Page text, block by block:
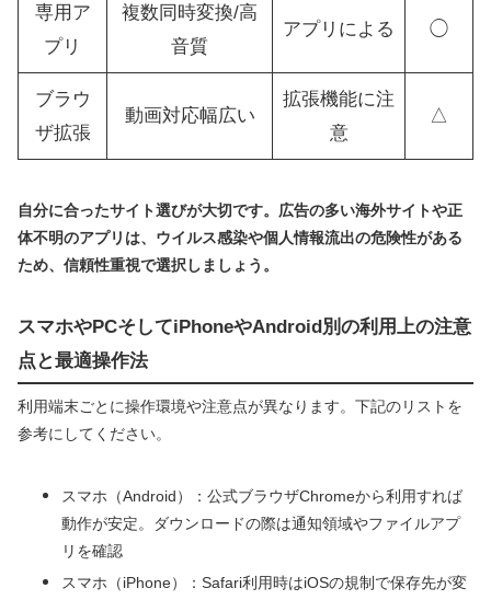
専用ア
プリ
複数同時変換/高
音質
アプリによる ◯
ブラウ
ザ拡張
動画対応幅広い
拡張機能に注
意
△
自分に合ったサイト選びが大切です。広告の多い海外サイトや正
体不明のアプリは、ウイルス感染や個人情報流出の危険性がある
ため、信頼性重視で選択しましょう。
スマホやPCそしてiPhoneやAndroid別の利用上の注意
点と最適操作法
利用端末ごとに操作環境や注意点が異なります。下記のリストを
参考にしてください。
スマホ（Android）：公式ブラウザChromeから利用すれば
動作が安定。ダウンロードの際は通知領域やファイルアプ
リを確認
スマホ（iPhone）：Safari利用時はiOSの規制で保存先が変